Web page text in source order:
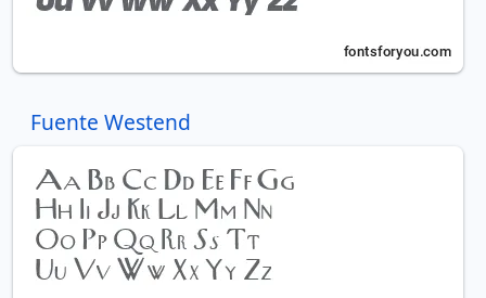
Fuente Westend